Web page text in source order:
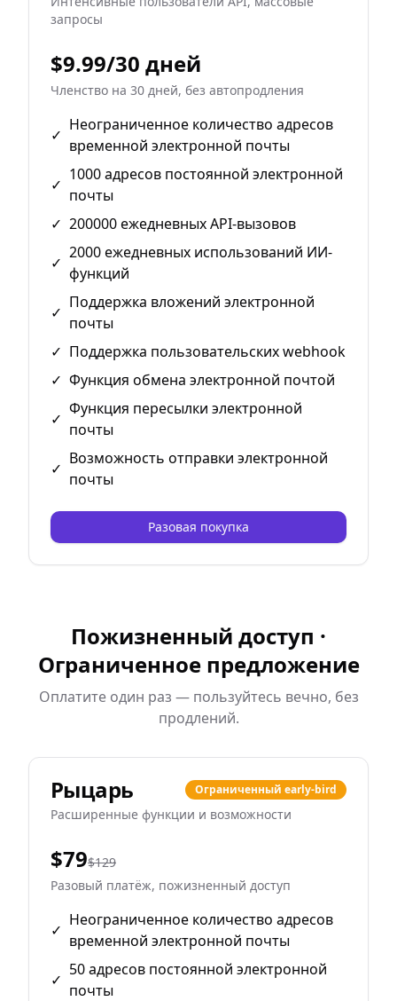
запросы
$9.99/30 дней
Членство на 30 дней, без автопродления
✓
Неограниченное количество адресов
временной электронной почты
✓
1000 адресов постоянной электронной
почты
✓ 200000 ежедневных API-вызовов
✓
2000 ежедневных использований ИИ-
функций
✓
Поддержка вложений электронной
почты
✓ Поддержка пользовательских webhook
✓ Функция обмена электронной почтой
✓
Функция пересылки электронной
почты
✓
Возможность отправки электронной
почты
Разовая покупка
Пожизненный доступ ·
Ограниченное предложение
Оплатите один раз — пользуйтесь вечно, без
продлений.
Рыцарь Ограниченный early-bird
Расширенные функции и возможности
$79$129
Разовый платёж, пожизненный доступ
✓
Неограниченное количество адресов
временной электронной почты
✓
50 адресов постоянной электронной
почты